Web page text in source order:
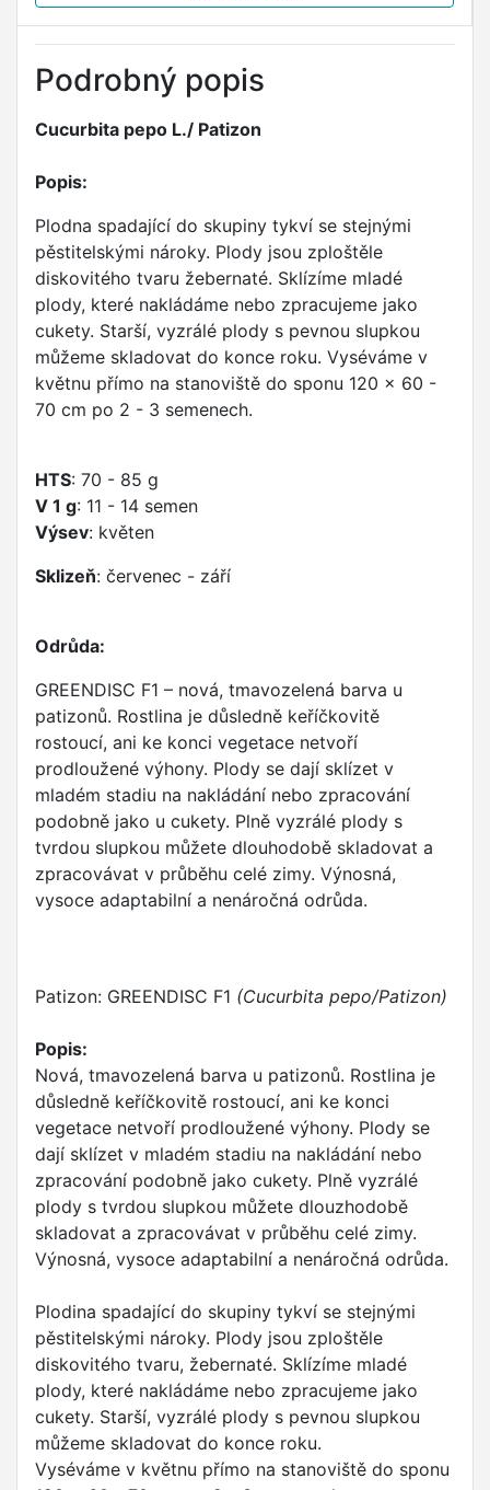
Podrobný popis
Cucurbita pepo L./ Patizon
Popis:
Plodna spadající do skupiny tykví se stejnými
pěstitelskými nároky. Plody jsou zploštěle
diskovitého tvaru žebernaté. Sklízíme mladé
plody, které nakládáme nebo zpracujeme jako
cukety. Starší, vyzrálé plody s pevnou slupkou
můžeme skladovat do konce roku. Vyséváme v
květnu přímo na stanoviště do sponu 120 x 60 -
70 cm po 2 - 3 semenech.
HTS: 70 - 85 g
V 1 g: 11 - 14 semen
Výsev: květen
Sklizeň: červenec - září
Odrůda:
GREENDISC F1 – nová, tmavozelená barva u
patizonů. Rostlina je důsledně keříčkovitě
rostoucí, ani ke konci vegetace netvoří
prodloužené výhony. Plody se dají sklízet v
mladém stadiu na nakládání nebo zpracování
podobně jako u cukety. Plně vyzrálé plody s
tvrdou slupkou můžete dlouhodobě skladovat a
zpracovávat v průběhu celé zimy. Výnosná,
vysoce adaptabilní a nenáročná odrůda.
Patizon: GREENDISC F1 (Cucurbita pepo/Patizon)
Popis:
Nová, tmavozelená barva u patizonů. Rostlina je
důsledně keříčkovitě rostoucí, ani ke konci
vegetace netvoří prodloužené výhony. Plody se
dají sklízet v mladém stadiu na nakládání nebo
zpracování podobně jako cukety. Plně vyzrálé
plody s tvrdou slupkou můžete dlouzhodobě
skladovat a zpracovávat v průběhu celé zimy.
Výnosná, vysoce adaptabilní a nenáročná odrůda.
Plodina spadající do skupiny tykví se stejnými
pěstitelskými nároky. Plody jsou zploštěle
diskovitého tvaru, žebernaté. Sklízíme mladé
plody, které nakládáme nebo zpracujeme jako
cukety. Starší, vyzrálé plody s pevnou slupkou
můžeme skladovat do konce roku.
Vyséváme v květnu přímo na stanoviště do sponu